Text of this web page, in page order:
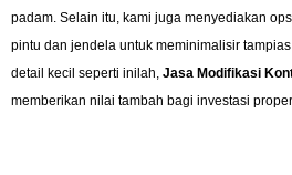
padam. Selain itu, kami juga menyediakan
pintu dan jendela untuk meminimalisir
detail kecil seperti inilah, Jasa Modifikasi
memberikan nilai tambah bagi investasi